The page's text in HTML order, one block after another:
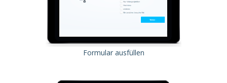
Formular ausfüllen